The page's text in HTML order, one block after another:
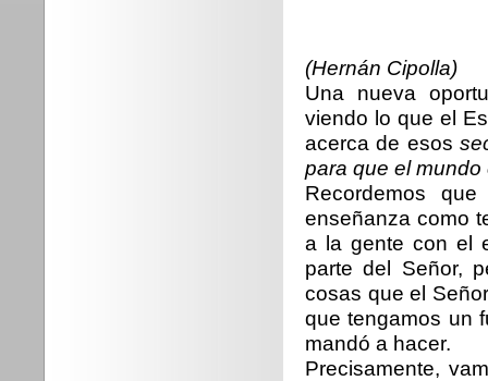
(Hernán Cipolla)
Una nueva
viendo lo que el
acerca de esos
para que el mundo
Recordemos
enseñanza como
a la gente con el
parte del Señor,
cosas que el
que tengamos un
mandó a hacer.
Precisamente,